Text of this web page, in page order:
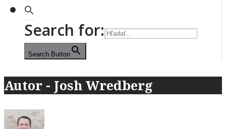
Search for:
Search Button
Autor - Josh Wredberg